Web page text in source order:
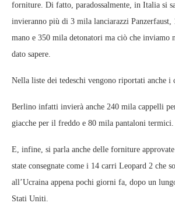
forniture. Di fatto, paradossalmente, in Italia si
invieranno più di 3 mila lanciarazzi Panzerfaust,
mano e 350 mila detonatori ma ciò che inviamo
dato sapere.
Nella liste dei tedeschi vengono riportati anche i
Berlino infatti invierà anche 240 mila cappelli
giacche per il freddo e 80 mila pantaloni termici.
E, infine, si parla anche delle forniture approvate
state consegnate come i 14 carri Leopard 2 che
all’Ucraina appena pochi giorni fa, dopo un
Stati Uniti.